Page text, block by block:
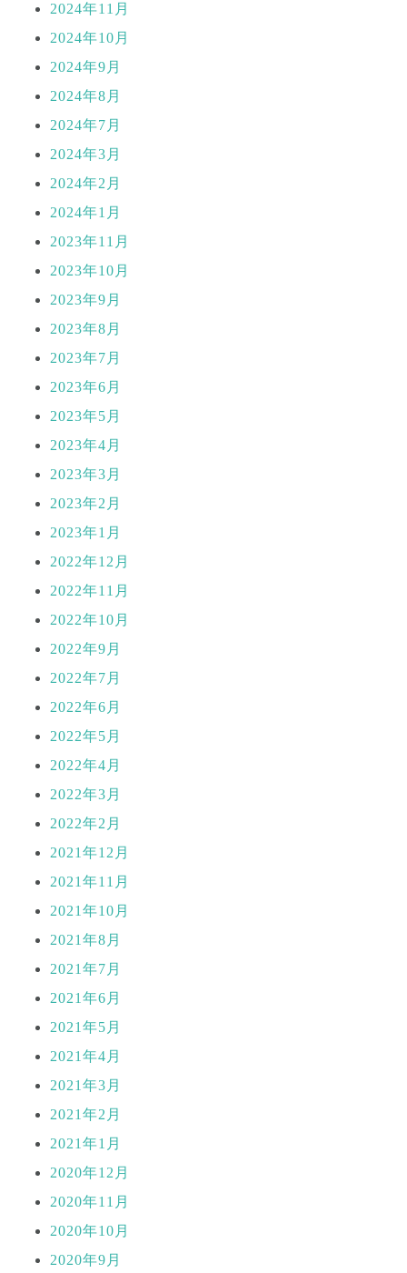
2024年11月
2024年10月
2024年9月
2024年8月
2024年7月
2024年3月
2024年2月
2024年1月
2023年11月
2023年10月
2023年9月
2023年8月
2023年7月
2023年6月
2023年5月
2023年4月
2023年3月
2023年2月
2023年1月
2022年12月
2022年11月
2022年10月
2022年9月
2022年7月
2022年6月
2022年5月
2022年4月
2022年3月
2022年2月
2021年12月
2021年11月
2021年10月
2021年8月
2021年7月
2021年6月
2021年5月
2021年4月
2021年3月
2021年2月
2021年1月
2020年12月
2020年11月
2020年10月
2020年9月